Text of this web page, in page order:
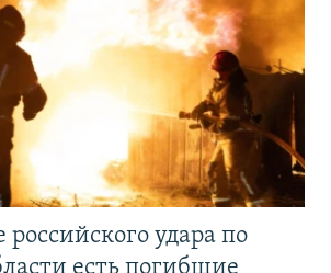
российского удара по
есть погибшие